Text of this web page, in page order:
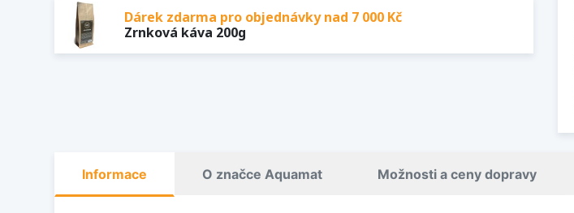
Dárek zdarma pro objednávky nad 7 000 Kč
Zrnková káva 200g
Informace O značce Aquamat Možnosti a ceny dopravy